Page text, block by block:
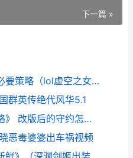
下一篇 »
掌握虚空之女击败敌人的必要策略（lol虚空之女出装策略大揭晓 虚空之女职业
群英传绝代风华5.1
《新鲜版守约出装选择策略》 改版后的守约怎么玩
恶毒婆婆出车祸视频